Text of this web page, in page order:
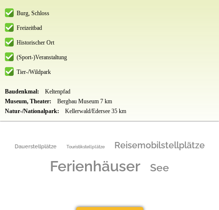
Burg, Schloss
Freizeitbad
Historischer Ort
(Sport-)Veranstaltung
Tier-/Wildpark
Baudenkmal:
Keltenpfad
Museum, Theater:
Bergbau Museum 7 km
Natur-/Nationalpark:
Kellerwald/Edersee 35 km
Dauerstellplätze Touristikstellplätze Reisemobilstellplätze
Ferienhäuser See